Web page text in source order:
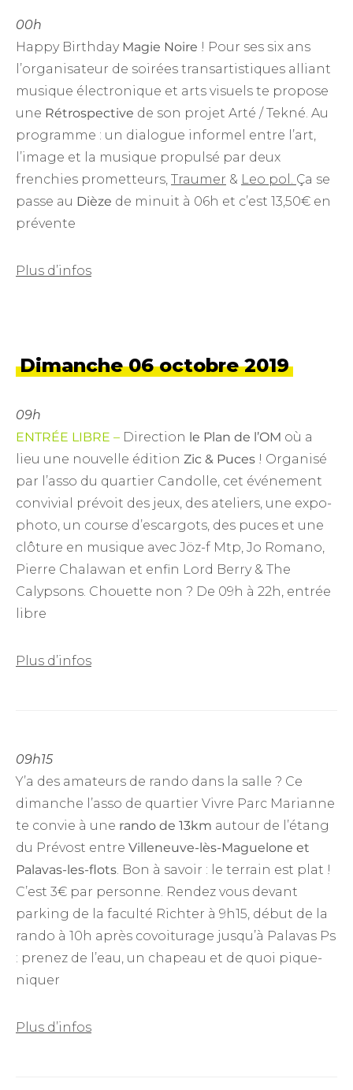
00h
Happy Birthday Magie Noire ! Pour ses six ans
l’organisateur de soirées transartistiques alliant
musique électronique et arts visuels te propose
une Rétrospective de son projet Arté / Tekné. Au
programme : un dialogue informel entre l’art,
l’image et la musique propulsé par deux
frenchies prometteurs, Traumer & Leo pol. Ça se
passe au Dièze de minuit à 06h et c’est 13,50€ en
prévente
Plus d’infos
Dimanche 06 octobre 2019
09h
ENTRÉE LIBRE – Direction le Plan de l’OM où a
lieu une nouvelle édition Zic & Puces ! Organisé
par l’asso du quartier Candolle, cet événement
convivial prévoit des jeux, des ateliers, une expo-
photo, un course d’escargots, des puces et une
clôture en musique avec Jöz-f Mtp, Jo Romano,
Pierre Chalawan et enfin Lord Berry & The
Calypsons. Chouette non ? De 09h à 22h, entrée
libre
Plus d’infos
09h15
Y’a des amateurs de rando dans la salle ? Ce
dimanche l’asso de quartier Vivre Parc Marianne
te convie à une rando de 13km autour de l’étang
du Prévost entre Villeneuve-lès-Maguelone et
Palavas-les-flots. Bon à savoir : le terrain est plat !
C’est 3€ par personne. Rendez vous devant
parking de la faculté Richter à 9h15, début de la
rando à 10h après covoiturage jusqu’à Palavas Ps
: prenez de l’eau, un chapeau et de quoi pique-
niquer
Plus d’infos